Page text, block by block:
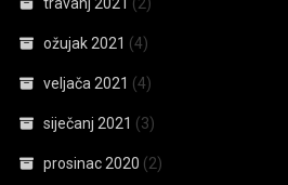
ožujak 2021 (4)
veljača 2021 (4)
siječanj 2021 (3)
prosinac 2020 (2)